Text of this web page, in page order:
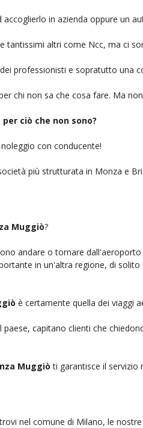
in azienda oppure un
tantissimi altri come Ncc, ma ci
professionisti e sopratutto una
chi non sa che cosa fare. Ma
ciò che non sono?
con conducente!
più strutturata in Monza e
Muggiò?
andare o tornare
in un'altra regione, di
è certamente quella dei viaggi
capitano clienti che
Muggiò ti garantisce il servizio
nel comune di Milano, le